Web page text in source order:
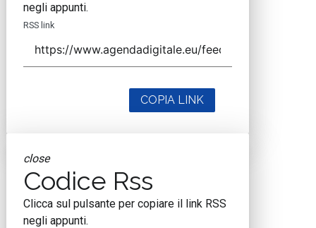
negli appunti.
RSS link
COPIA LINK
close
Codice Rss
Clicca sul pulsante per copiare il link RSS
negli appunti.